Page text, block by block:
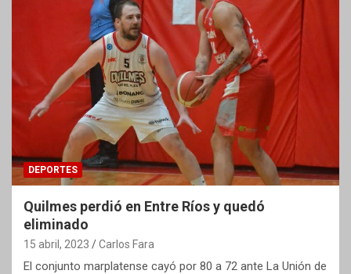
DEPORTES
Quilmes perdió en Entre Ríos y quedó
eliminado
15 abril, 2023 Carlos Fara
El conjunto marplatense cayó por 80 a 72 ante La Unión de